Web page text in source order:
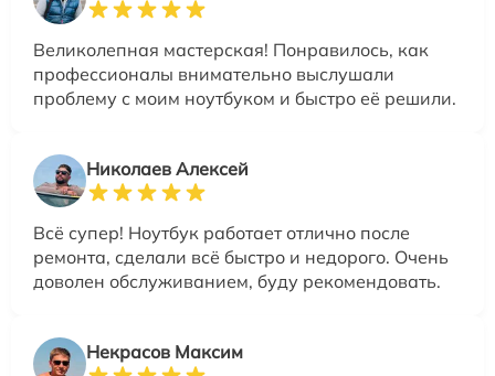
Великолепная мастерская! Понравилось, как
профессионалы внимательно выслушали
проблему с моим ноутбуком и быстро её решили.
Николаев Алексей
Всё супер! Ноутбук работает отлично после
ремонта, сделали всё быстро и недорого. Очень
доволен обслуживанием, буду рекомендовать.
Некрасов Максим